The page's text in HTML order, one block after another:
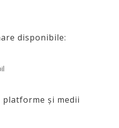
disponibile:
platforme și medii